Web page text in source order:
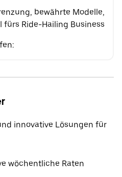
bewährte Modelle,
fürs Ride-Hailing Business
innovative Lösungen für
wöchentliche Raten